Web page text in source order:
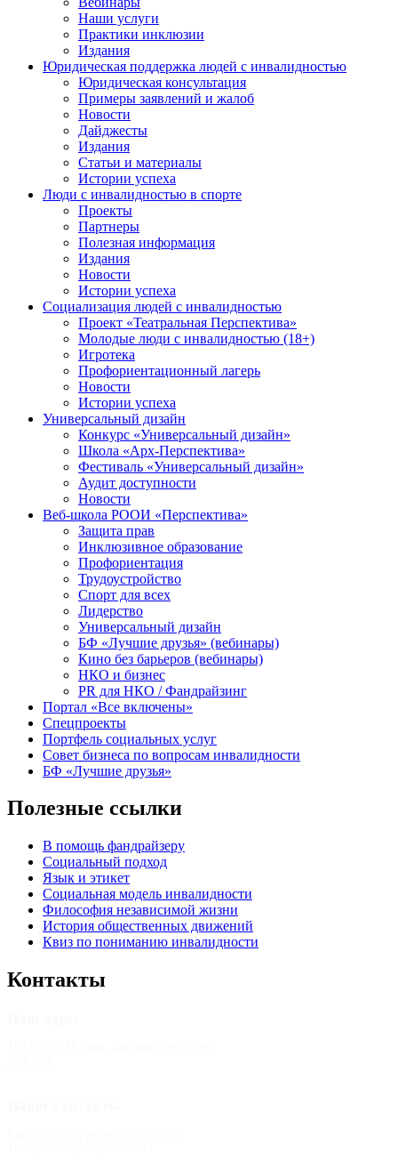
Наши услуги
Практики инклюзии
Издания
Юридическая поддержка людей с инвалидностью
Юридическая консультация
Примеры заявлений и жалоб
Новости
Дайджесты
Издания
Статьи и материалы
Истории успеха
Люди с инвалидностью в спорте
Проекты
Партнеры
Полезная информация
Издания
Новости
Истории успеха
Социализация людей с инвалидностью
Проект «Театральная Перспектива»
Молодые люди с инвалидностью (18+)
Игротека
Профориентационный лагерь
Новости
Истории успеха
Универсальный дизайн
Конкурс «Универсальный дизайн»
Школа «Арх-Перспектива»
Фестиваль «Универсальный дизайн»
Аудит доступности
Новости
Веб-школа РООИ «Перспектива»
Защита прав
Инклюзивное образование
Профориентация
Трудоустройство
Спорт для всех
Лидерство
Универсальный дизайн
БФ «Лучшие друзья» (вебинары)
Кино без барьеров (вебинары)
НКО и бизнес
PR для НКО / Фандрайзинг
Портал «Все включены»
Спецпроекты
Портфель социальных услуг
Совет бизнеса по вопросам инвалидности
БФ «Лучшие друзья»
Полезные ссылки
В помощь фандрайзеру
Социальный подход
Язык и этикет
Социальная модель инвалидности
Философия независимой жизни
История общественных движений
Квиз по пониманию инвалидности
Контакты